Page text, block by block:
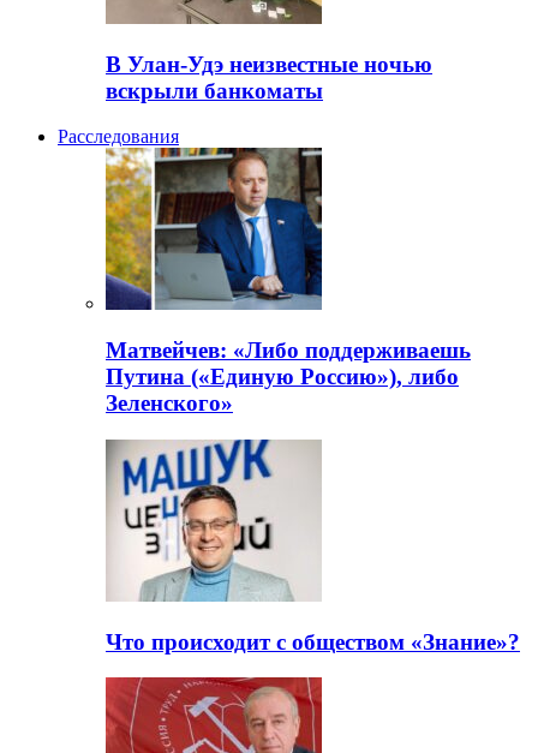
В Улан-Удэ неизвестные ночью
вскрыли банкоматы
Расследования
Матвейчев: «Либо поддерживаешь
Путина («Единую Россию»), либо
Зеленского»
Что происходит с обществом «Знание»?